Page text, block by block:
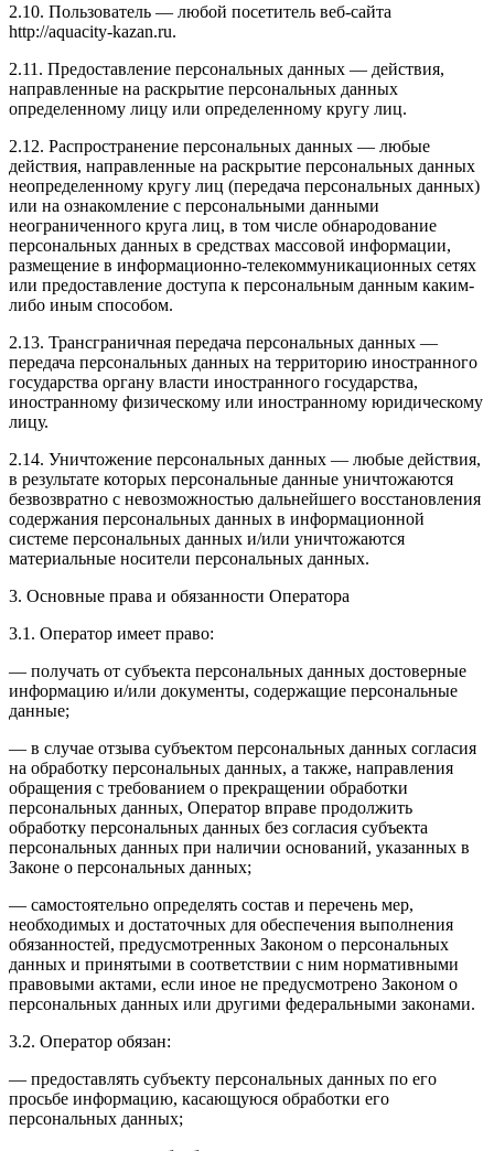
2.10. Пользователь — любой посетитель веб-сайта
http://aquacity-kazan.ru.
2.11. Предоставление персональных данных — действия,
направленные на раскрытие персональных данных
определенному лицу или определенному кругу лиц.
2.12. Распространение персональных данных — любые
действия, направленные на раскрытие персональных данных
неопределенному кругу лиц (передача персональных данных)
или на ознакомление с персональными данными
неограниченного круга лиц, в том числе обнародование
персональных данных в средствах массовой информации,
размещение в информационно-телекоммуникационных сетях
или предоставление доступа к персональным данным каким-
либо иным способом.
2.13. Трансграничная передача персональных данных —
передача персональных данных на территорию иностранного
государства органу власти иностранного государства,
иностранному физическому или иностранному юридическому
лицу.
2.14. Уничтожение персональных данных — любые действия,
в результате которых персональные данные уничтожаются
безвозвратно с невозможностью дальнейшего восстановления
содержания персональных данных в информационной
системе персональных данных и/или уничтожаются
материальные носители персональных данных.
3. Основные права и обязанности Оператора
3.1. Оператор имеет право:
— получать от субъекта персональных данных достоверные
информацию и/или документы, содержащие персональные
данные;
— в случае отзыва субъектом персональных данных согласия
на обработку персональных данных, а также, направления
обращения с требованием о прекращении обработки
персональных данных, Оператор вправе продолжить
обработку персональных данных без согласия субъекта
персональных данных при наличии оснований, указанных в
Законе о персональных данных;
— самостоятельно определять состав и перечень мер,
необходимых и достаточных для обеспечения выполнения
обязанностей, предусмотренных Законом о персональных
данных и принятыми в соответствии с ним нормативными
правовыми актами, если иное не предусмотрено Законом о
персональных данных или другими федеральными законами.
3.2. Оператор обязан:
— предоставлять субъекту персональных данных по его
просьбе информацию, касающуюся обработки его
персональных данных;